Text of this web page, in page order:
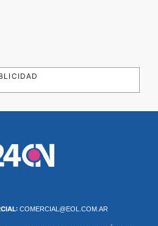
COMERCIAL@EOL.COM.AR